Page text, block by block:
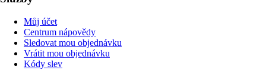
Můj účet
Centrum nápovědy
Sledovat mou objednávku
Vrátit mou objednávku
Kódy slev